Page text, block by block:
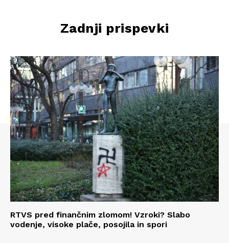
Zadnji prispevki
RTVS pred finančnim zlomom! Vzroki? Slabo
vodenje, visoke plače, posojila in spori